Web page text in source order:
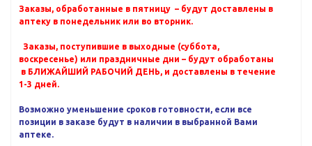
Заказы, обработанные в пятницу – будут доставлены в
аптеку в понедельник или во вторник.
Заказы, поступившие в выходные (суббота,
воскресенье) или праздничные дни – будут обработаны
в БЛИЖАЙШИЙ РАБОЧИЙ ДЕНЬ, и доставлены в течение
1-3 дней.
Возможно уменьшение сроков готовности, если все
позиции в заказе будут в наличии в выбранной Вами
аптеке.